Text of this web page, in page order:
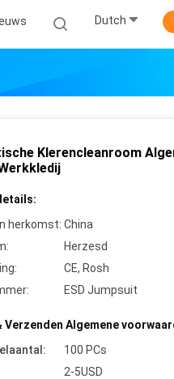
Dutch
Klerencleanroom
herkomst: China
Herzesd
CE, Rosh
ESD Jumpsuit
Verzenden Algemene
100 PCs
2-5USD